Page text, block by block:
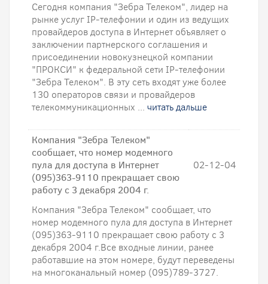
Сегодня компания "Зебра Телеком", лидер на
рынке услуг IP-телефонии и один из ведущих
провайдеров доступа в Интернет объявляет о
заключении партнерского соглашения и
присоединении новокузнецкой компании
"ПРОКСИ" к федеральной сети IP-телефонии
"Зебра Телеком". В эту сеть входят уже более
130 операторов связи и провайдеров
телекоммуникационных ... читать дальше
Компания "Зебра Телеком"
cообщает, что номер модемного
пула для доступа в Интернет
(095)363-9110 прекращает свою
работу с 3 декабря 2004 г.
02-12-04
Компания "Зебра Телеком" cообщает, что
номер модемного пула для доступа в Интернет
(095)363-9110 прекращает свою работу с 3
декабря 2004 г.Все входные линии, ранее
работавшие на этом номере, будут переведены
на многоканальный номер (095)789-3727.